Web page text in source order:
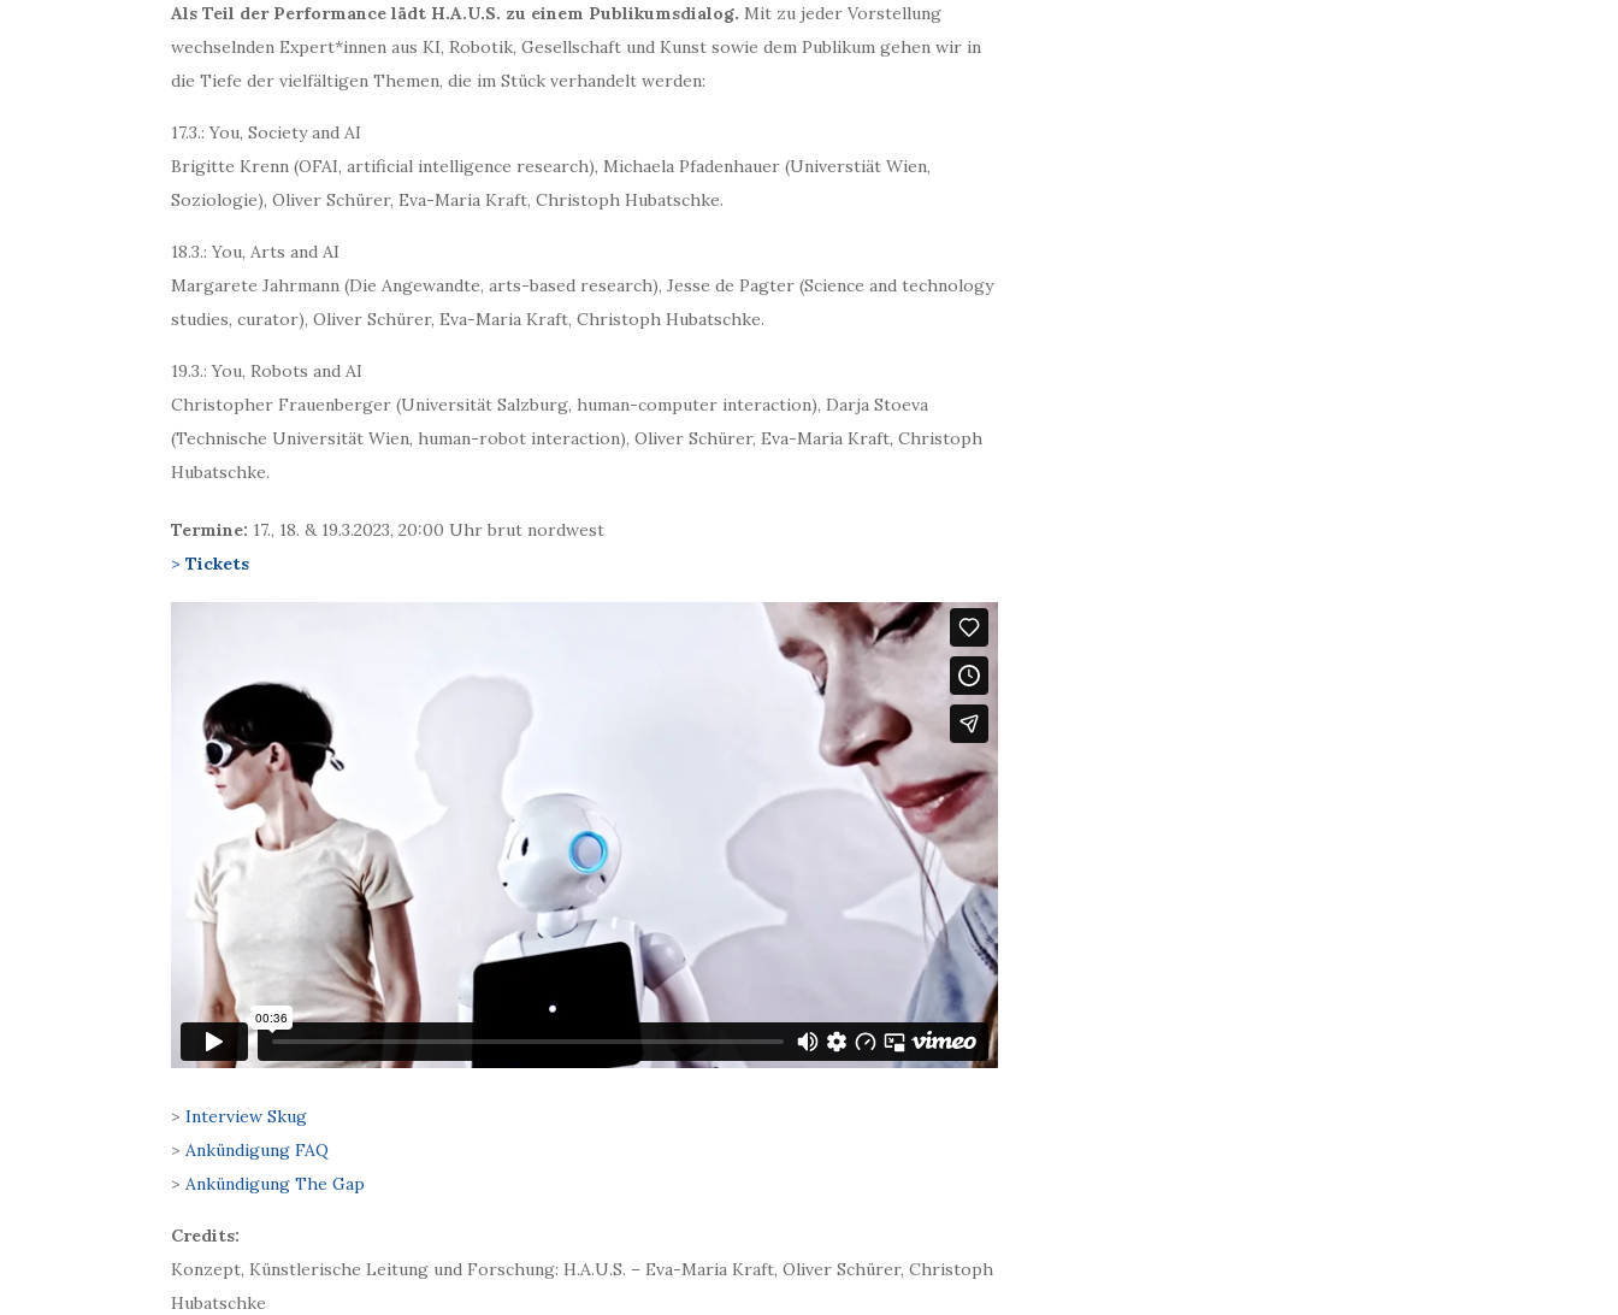
Als Teil der Performance lädt H.A.U.S. zu einem Publikumsdialog. Mit zu jeder Vorstellung
wechselnden Expert*innen aus KI, Robotik, Gesellschaft und Kunst sowie dem Publikum gehen wir in
die Tiefe der vielfältigen Themen, die im Stück verhandelt werden:
17.3.: You, Society and AI
Brigitte Krenn (OFAI, artificial intelligence research), Michaela Pfadenhauer (Universtiät Wien,
Soziologie), Oliver Schürer, Eva-Maria Kraft, Christoph Hubatschke.
18.3.: You, Arts and AI
Margarete Jahrmann (Die Angewandte, arts-based research), Jesse de Pagter (Science and technology
studies, curator), Oliver Schürer, Eva-Maria Kraft, Christoph Hubatschke.
19.3.: You, Robots and AI
Christopher Frauenberger (Universität Salzburg, human-computer interaction), Darja Stoeva
(Technische Universität Wien, human-robot interaction), Oliver Schürer, Eva-Maria Kraft, Christoph
Hubatschke.
Termine: 17., 18. & 19.3.2023, 20:00 Uhr brut nordwest
> Tickets
> Interview Skug
> Ankündigung FAQ
> Ankündigung The Gap
Credits:
Konzept, Künstlerische Leitung und Forschung: H.A.U.S. – Eva-Maria Kraft, Oliver Schürer, Christoph
Hubatschke